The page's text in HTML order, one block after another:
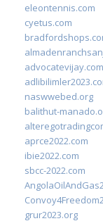
eleontennis.com
cyetus.com
advocatevijay.com
naswwebed.org
balithut-
aprce2022.com
ibie2022.com
sbcc-2022.com
grur2023.org